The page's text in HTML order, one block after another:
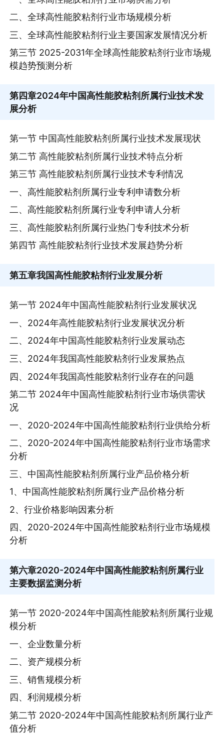
二、全球高性能胶粘剂行业市场规模分析
三、全球高性能胶粘剂行业主要国家发展情况分析
第三节 2025-2031年全球高性能胶粘剂行业市场规
模趋势预测分析
第四章2024年中国高性能胶粘剂所属行业技术发
展分析
第一节 中国高性能胶粘剂所属行业技术发展现状
第二节 高性能胶粘剂所属行业技术特点分析
第三节 高性能胶粘剂所属行业技术专利情况
一、高性能胶粘剂所属行业专利申请数分析
二、高性能胶粘剂所属行业专利申请人分析
三、高性能胶粘剂所属行业热门专利技术分析
第四节 高性能胶粘剂行业技术发展趋势分析
第五章我国高性能胶粘剂行业发展分析
第一节 2024年中国高性能胶粘剂行业发展状况
一、2024年高性能胶粘剂行业发展状况分析
二、2024年中国高性能胶粘剂行业发展动态
三、2024年我国高性能胶粘剂行业发展热点
四、2024年我国高性能胶粘剂行业存在的问题
第二节 2024年中国高性能胶粘剂行业市场供需状
况
一、2020-2024年中国高性能胶粘剂行业供给分析
二、2020-2024年中国高性能胶粘剂行业市场需求
分析
三、中国高性能胶粘剂所属行业产品价格分析
1、中国高性能胶粘剂所属行业产品价格分析
2、行业价格影响因素分析
四、2020-2024年中国高性能胶粘剂行业市场规模
分析
第六章2020-2024年中国高性能胶粘剂所属行业
主要数据监测分析
第一节 2020-2024年中国高性能胶粘剂所属行业规
模分析
一、企业数量分析
二、资产规模分析
三、销售规模分析
四、利润规模分析
第二节 2020-2024年中国高性能胶粘剂所属行业产
值分析